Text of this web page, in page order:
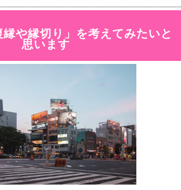
や縁切り」を考えてみたいと
思います